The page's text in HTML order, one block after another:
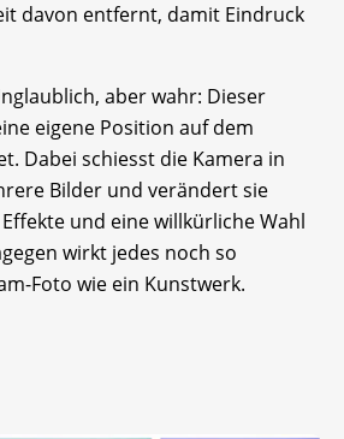
davon entfernt, damit Eindruck
aber wahr: Dieser
eigene Position auf dem
Dabei schiesst die Kamera in
Bilder und verändert sie
und eine willkürliche Wahl
wirkt jedes noch so
Foto wie ein Kunstwerk.